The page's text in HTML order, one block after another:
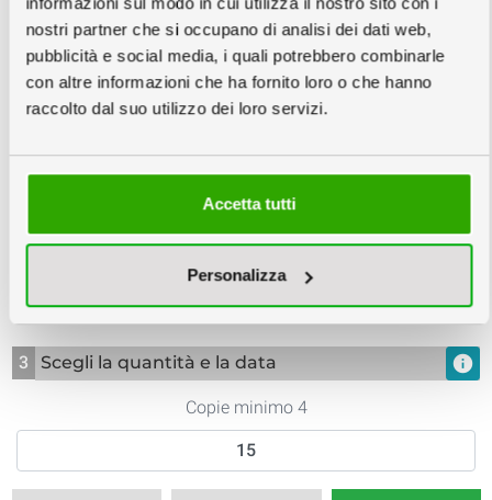
nostri partner che si occupano di analisi dei dati web,
pubblicità e social media, i quali potrebbero combinarle
con altre informazioni che ha fornito loro o che hanno
raccolto dal suo utilizzo dei loro servizi.
Accetta tutti
Personalizza
Nessuna Verifica Verifica File €6
Impostazione
3 Scegli la quantità e la data info
Copie minimo 4